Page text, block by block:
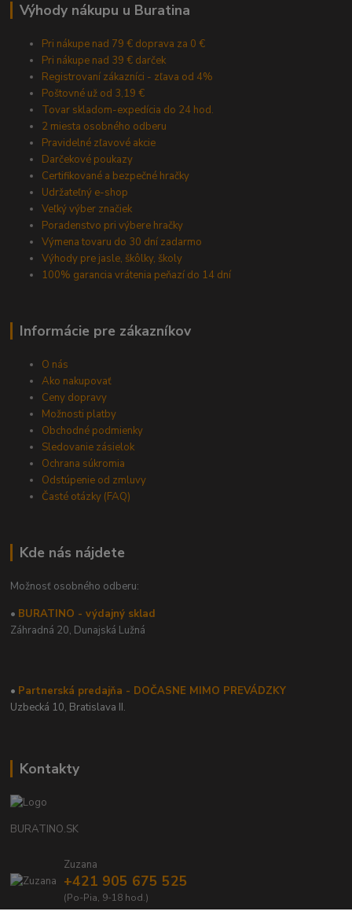
Výhody nákupu u Buratina
Pri nákupe nad 79 € doprava za 0 €
Pri nákupe nad 39 € darček
Registrovaní zákazníci - zľava od 4%
Poštovné už od 3,19 €
Tovar skladom-expedícia do 24 hod.
2 miesta osobného odberu
Pravidelné zľavové akcie
Darčekové poukazy
Certifikované a bezpečné hračky
Udržateľný e-shop
Veľký výber značiek
Poradenstvo pri výbere hračky
Výmena tovaru do 30 dní zadarmo
Výhody pre jasle, škôlky, školy
100% garancia vrátenia peňazí do 14 dní
Informácie pre zákazníkov
O nás
Ako nakupovať
Ceny dopravy
Možnosti platby
Obchodné podmienky
Sledovanie zásielok
Ochrana súkromia
Odstúpenie od zmluvy
Časté otázky (FAQ)
Kde nás nájdete
Možnosť osobného odberu:
• BURATINO - výdajný sklad
Záhradná 20, Dunajská Lužná
• Partnerská predajňa - DOČASNE MIMO PREVÁDZKY
Uzbecká 10, Bratislava II.
Kontakty
BURATINO.SK
Zuzana
+421 905 675 525
(Po-Pia, 9-18 hod.)